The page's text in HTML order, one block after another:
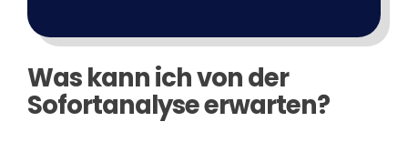
Was kann ich von der
Sofortanalyse erwarten?